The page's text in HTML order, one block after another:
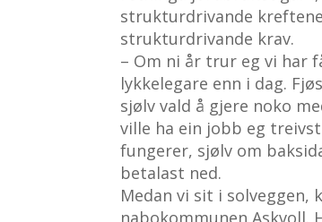
strukturdrivande
strukturdrivande krav.
– Om ni år trur eg vi har
lykkelegare enn i dag.
sjølv vald å gjere noko
ville ha ein jobb eg
fungerer, sjølv om
betalast ned.
Medan vi sit i
nabokommunen Askvoll.